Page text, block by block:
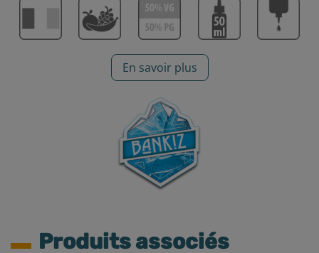
En savoir plus
Produits associés